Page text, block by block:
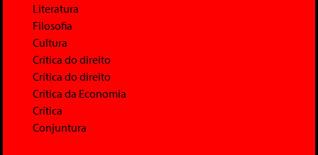
Literatura
Filosofia
Cultura
Crítica do direito
Crítica do direito
Crítica da Economia
Crítica
Conjuntura